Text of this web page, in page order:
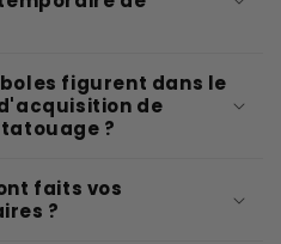
figurent dans le
de
?
faits vos
?